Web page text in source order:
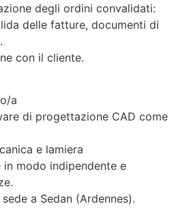
degli ordini convalidati:
delle fatture, documenti di
con il cliente.
a
di progettazione CAD come
e lamiera
modo indipendente e
a Sedan (Ardennes).